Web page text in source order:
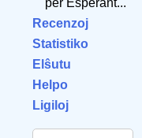
per Esperant...
Recenzoj
Statistiko
Elŝutu
Helpo
Ligiloj